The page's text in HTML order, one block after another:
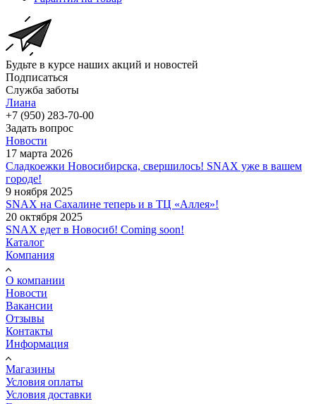
Будьте в курсе наших акций и новостей
Подписаться
Служба заботы
Лиана
+7 (950) 283-70-00
Задать вопрос
Новости
17 марта 2026
Сладкоежки Новосибирска, свершилось! SNAX уже в вашем
городе!
9 ноября 2025
SNAX на Сахалине теперь и в ТЦ «Аллея»!
20 октября 2025
SNAX едет в Новосиб! Coming soon!
Каталог
Компания
О компании
Новости
Вакансии
Отзывы
Контакты
Информация
Магазины
Условия оплаты
Условия доставки